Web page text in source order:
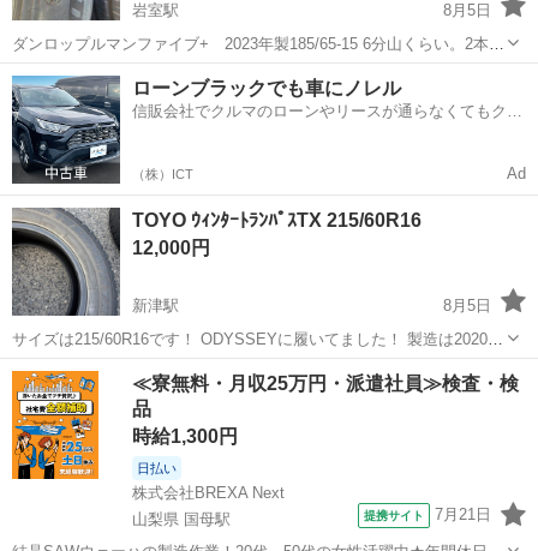
岩室駅
8月5日
ダンロップルマンファイブ+ 2023年製185/65-15 6分山くらい。2本
バラ売りは出来ませんのでよろしくお願いします。
新潟 新潟市 岩室駅 タイヤ、ホイール
よろしくお願いします
ローンブラックでも車にノレル
信販会社でクルマのローンやリースが通らなくてもクル
（株）ICT Ad
TOYO ｳｨﾝﾀｰﾄﾗﾝﾊﾟｽTX 215/60R16
12,000円
新津駅
8月5日
サイズは215/60R16です！ ODYSSEYに履いてました！ 製造は2020年
ですがまだ溝はあります。 まだ冬タイヤの時期ではありませんが超早
期割引します。 当方過去にオートバックスで働いていましたがまだ使
えると判断...
新潟 新潟市 新津駅 タイヤ、ホイール
≪寮無料・月収25万円・派遣社員≫検査・検
品
時給1,300円
日払い
株式会社BREXA Next
山梨県 国母駅
提携サイト 7月21日